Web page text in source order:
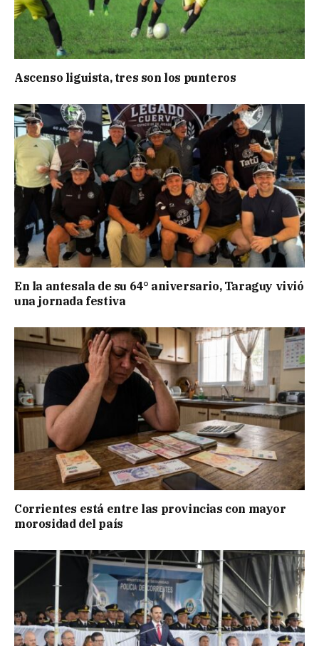
Ascenso liguista, tres son los punteros
En la antesala de su 64° aniversario, Taraguy vivió
una jornada festiva
Corrientes está entre las provincias con mayor
morosidad del país